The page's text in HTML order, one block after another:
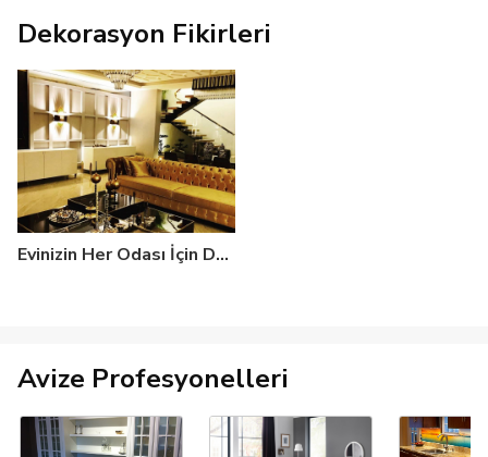
Dekorasyon Fikirleri
Evinizin Her Odası İçin Doğru Avize Seçimi: Uygun Boyut ve Modeller
Avize Profesyonelleri